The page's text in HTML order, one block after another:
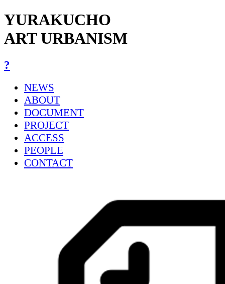
YURAKUCHO
ART URBANISM
?
NEWS
ABOUT
DOCUMENT
PROJECT
ACCESS
PEOPLE
CONTACT